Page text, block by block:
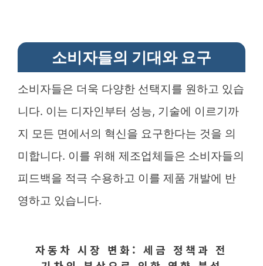
소비자들의 기대와 요구
소비자들은 더욱 다양한 선택지를 원하고 있습
니다. 이는 디자인부터 성능, 기술에 이르기까
지 모든 면에서의 혁신을 요구한다는 것을 의
미합니다. 이를 위해 제조업체들은 소비자들의
피드백을 적극 수용하고 이를 제품 개발에 반
영하고 있습니다.
자동차 시장 변화: 세금 정책과 전